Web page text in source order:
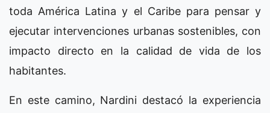
toda América Latina y el Caribe para pensar y
ejecutar intervenciones urbanas sostenibles, con
impacto directo en la calidad de vida de los
habitantes.
En este camino, Nardini destacó la experiencia